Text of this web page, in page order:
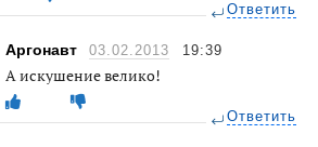
Ответить
Аргонавт 03.02.2013 19:39
А искушение велико!
Ответить